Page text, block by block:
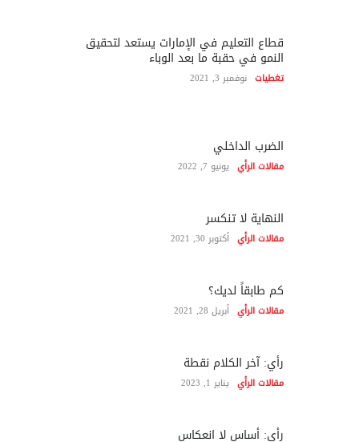
قطاع التعليم في الإمارات يستعد لتحقيق
النمو في حقبة ما بعد الوباء
تغطيات نوفمبر 3, 2021
الضرب الداخلي
مقالات الرأي يونيو 7, 2022
النهاية لا تنكسر
مقالات الرأي أكتوبر 30, 2021
كم طابقاً لديك؟
مقالات الرأي أبريل 28, 2021
رأي: آخر الكلام نقطة
مقالات الرأي يناير 1, 2023
رأي: أساس لا انعكاس